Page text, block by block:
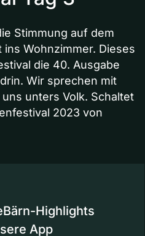
Stimmung auf dem
Wohnzimmer. Dieses
die 40. Ausgabe
Wir sprechen mit
unters Volk. Schaltet
2023 von
Highlights
App